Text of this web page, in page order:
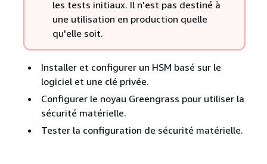
les tests initiaux. Il n'est pas destiné à
une utilisation en production quelle
qu'elle soit.
Installer et configurer un HSM basé sur le
logiciel et une clé privée.
Configurer le noyau Greengrass pour utiliser la
sécurité matérielle.
Tester la configuration de sécurité matérielle.